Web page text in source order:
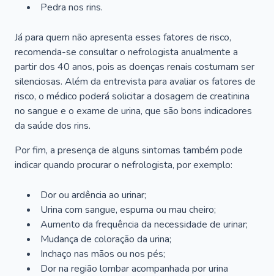
Pedra nos rins.
Já para quem não apresenta esses fatores de risco,
recomenda-se consultar o nefrologista anualmente a
partir dos 40 anos, pois as doenças renais costumam ser
silenciosas. Além da entrevista para avaliar os fatores de
risco, o médico poderá solicitar a dosagem de creatinina
no sangue e o exame de urina, que são bons indicadores
da saúde dos rins.
Por fim, a presença de alguns sintomas também pode
indicar quando procurar o nefrologista, por exemplo:
Dor ou ardência ao urinar;
Urina com sangue, espuma ou mau cheiro;
Aumento da frequência da necessidade de urinar;
Mudança de coloração da urina;
Inchaço nas mãos ou nos pés;
Dor na região lombar acompanhada por urina